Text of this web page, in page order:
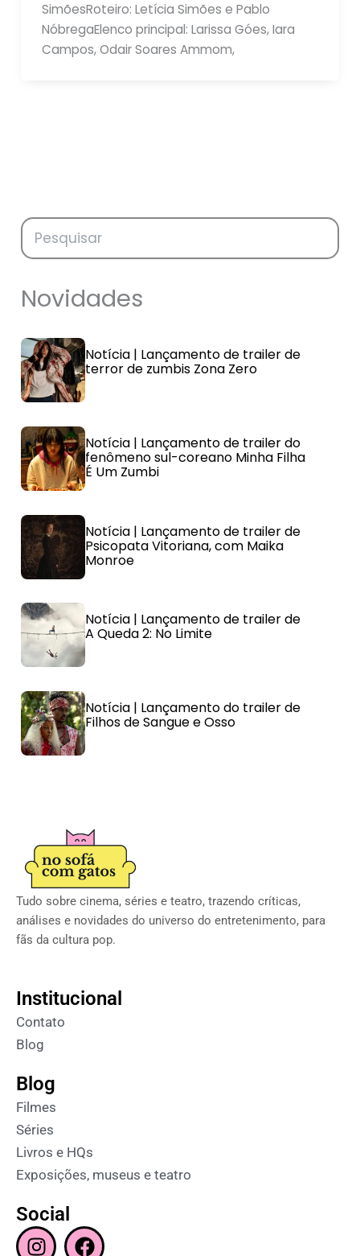
SimõesRoteiro: Letícia Simões e Pablo
NóbregaElenco principal: Larissa Góes, Iara
Campos, Odair Soares Ammom,
Novidades
Notícia | Lançamento de trailer de
terror de zumbis Zona Zero
Notícia | Lançamento de trailer do
fenômeno sul-coreano Minha Filha
É Um Zumbi
Notícia | Lançamento de trailer de
Psicopata Vitoriana, com Maika
Monroe
Notícia | Lançamento de trailer de
A Queda 2: No Limite
Notícia | Lançamento do trailer de
Filhos de Sangue e Osso
Tudo sobre cinema, séries e teatro, trazendo críticas,
análises e novidades do universo do entretenimento, para
fãs da cultura pop.
Institucional
Contato
Blog
Blog
Filmes
Séries
Livros e HQs
Exposições, museus e teatro
Social
I F